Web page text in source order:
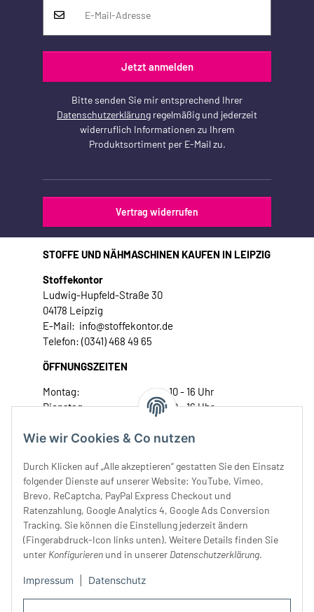
Wie wir Cookies & Co nutzen
Durch Klicken auf „Alle akzeptieren“ gestatten Sie den Einsatz
folgender Dienste auf unserer Website: YouTube, Vimeo,
Brevo, ReCaptcha, PayPal Express Checkout und
Ratenzahlung, Google Analytics 4, Google Ads Conversion
Tracking. Sie können die Einstellung jederzeit ändern
(Fingerabdruck-Icon links unten). Weitere Details finden Sie
unter Konfigurieren und in unserer Datenschutzerklärung.
Impressum Datenschutz
Jetzt anmelden
Bitte senden Sie mir entsprechend Ihrer
Datenschutzerklärung regelmäßig und jederzeit
widerruflich Informationen zu Ihrem
Produktsortiment per E-Mail zu.
Vertrag widerrufen
STOFFE UND NÄHMASCHINEN KAUFEN IN LEIPZIG
Stoffekontor
Ludwig-Hupfeld-Straße 30
04178 Leipzig
E-Mail: info@stoffekontor.de
Telefon: (0341) 468 49 65
ÖFFNUNGSZEITEN
Montag:
10 - 16 Uhr
Dienstag:
10 - 16 Uhr
Donnerstag:
10 - 18 Uhr
Samstag:
10 - 14 Uhr
Unser Service
Rechtliches